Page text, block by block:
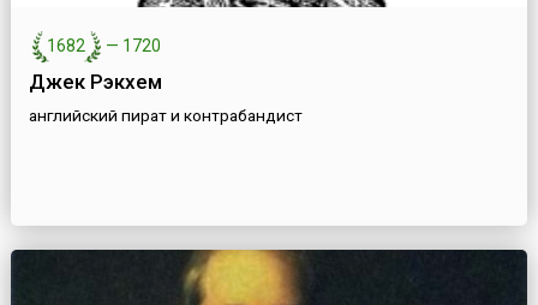
1682 — 1720
Джек Рэкхем
английский пират и контрабандист